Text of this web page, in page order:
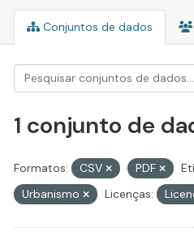
Conjuntos de dados
1 conjunto de
Formatos: CSV PDF
Urbanismo
Licenças: